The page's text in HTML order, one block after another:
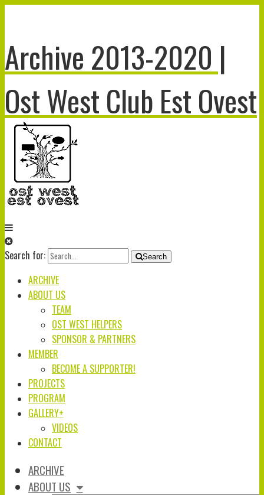
Archive 2013-2020 |
Ost West Club Est Ovest
Search for: Search
ARCHIVE
ABOUT US
TEAM
OST WEST HELPERS
SPONSOR & PARTNERS
MEMBER
BECOME A SUPPORTER!
PROJECTS
PROGRAM
GALLERY+
VIDEOS
CONTACT
ARCHIVE
ABOUT US